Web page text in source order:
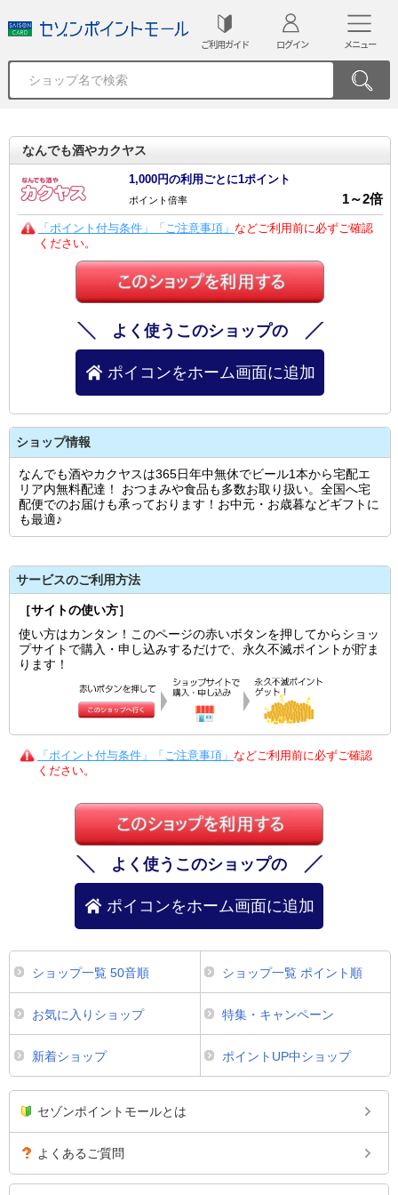
ご利用ガイド ログイン メニュー
なんでも酒やカクヤス
1,000円の利用ごとに1ポイント
ポイント倍率 1～2倍
「ポイント付与条件」「ご注意事項」 などご利用前に必ずご確認
ください。
よく使うこのショップの
ポイコンをホーム画面に追加
ショップ情報
なんでも酒やカクヤスは365日年中無休でビール1本から宅配エ
リア内無料配達！ おつまみや食品も多数お取り扱い。全国へ宅
配便でのお届けも承っております！お中元・お歳暮などギフトに
も最適♪
サービスのご利用方法
［サイトの使い方］
使い方はカンタン！このページの赤いボタンを押してからショッ
プサイトで購入・申し込みするだけで、永久不滅ポイントが貯ま
ります！
「ポイント付与条件」「ご注意事項」 などご利用前に必ずご確認
ください。
よく使うこのショップの
ポイコンをホーム画面に追加
ショップ一覧 50音順 ショップ一覧 ポイント順
お気に入りショップ 特集・キャンペーン
新着ショップ ポイントUP中ショップ
セゾンポイントモールとは
よくあるご質問